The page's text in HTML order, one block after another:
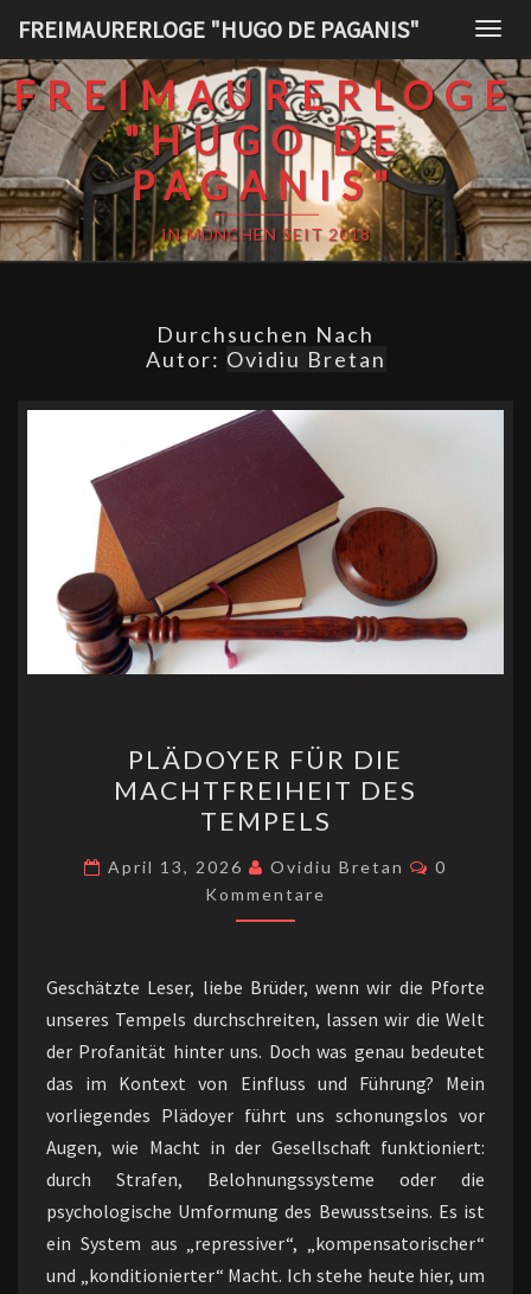
content
FREIMAURERLOGE "HUGO DE PAGANIS"
FREIMAURERLOGE
"HUGO DE
PAGANIS"
IN MÜNCHEN SEIT 2018
Durchsuchen Nach
Autor: Ovidiu Bretan
FÜR
DIE
MACHTFREIHEIT
DES
TEMPELS
PLÄDOYER FÜR DIE
MACHTFREIHEIT DES
TEMPELS
April 13, 2026 Ovidiu Bretan
0
Kommentare
Geschätzte Leser, liebe Brüder, wenn wir die Pforte
unseres Tempels durchschreiten, lassen wir die Welt
der Profanität hinter uns. Doch was genau bedeutet
das im Kontext von Einfluss und Führung? Mein
vorliegendes Plädoyer führt uns schonungslos vor
Augen, wie Macht in der Gesellschaft funktioniert:
durch Strafen, Belohnungssysteme oder die
psychologische Umformung des Bewusstseins. Es ist
ein System aus „repressiver“, „kompensatorischer“
und „konditionierter“ Macht. Ich stehe heute hier, um